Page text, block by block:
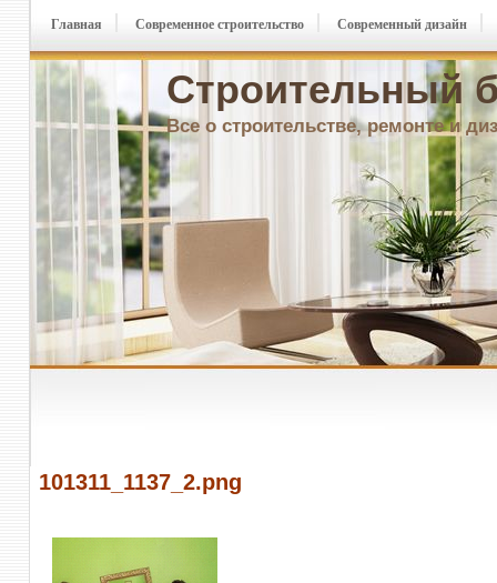
Строительный
Все о строительстве, ремонте и
Главная Современное строительство Современный дизайн
101311_1137_2.png